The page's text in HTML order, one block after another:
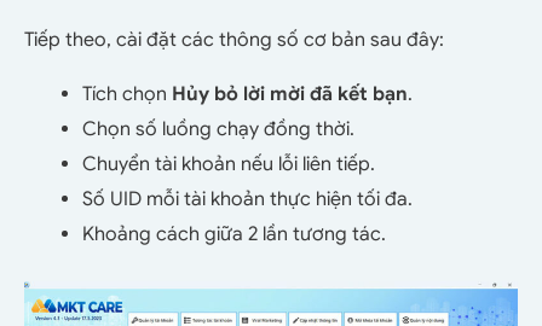
Tiếp theo, cài đặt các thông số cơ bản sau đây:
Tích chọn Hủy bỏ lời mời đã kết bạn.
Chọn số luồng chạy đồng thời.
Chuyển tài khoản nếu lỗi liên tiếp.
Số UID mỗi tài khoản thực hiện tối đa.
Khoảng cách giữa 2 lần tương tác.